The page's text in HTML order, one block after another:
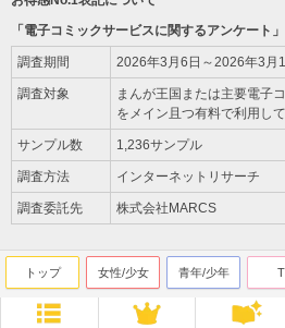
「電子コミックサービスに関するアンケート」
調査期間 2026年3月6日～2026年3月
調査対象
まんが王国または主要電子
をメイン且つ有料で利用し
サンプル数 1,236サンプル
調査方法 インターネットリサーチ
調査委託先 株式会社MARCS
トップ 女性/少女 青年/少年 TL